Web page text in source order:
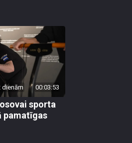
dienām 00:03:53
sporta
pamatīgas